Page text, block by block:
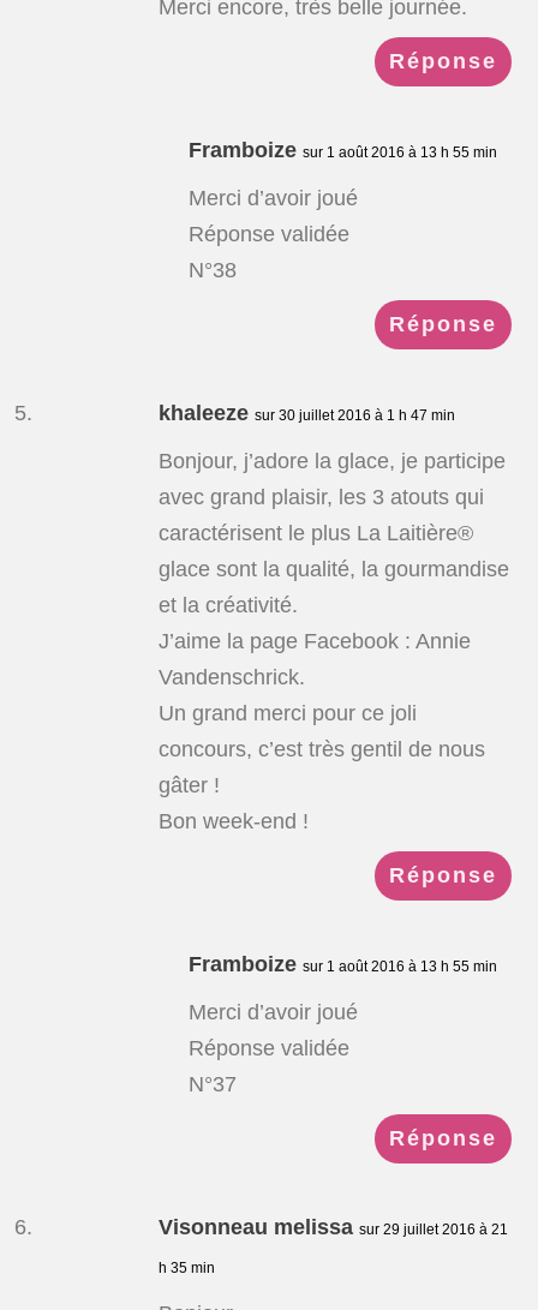
Merci encore, très belle journée.
Réponse
Framboize sur 1 août 2016 à 13 h 55 min
Merci d’avoir joué
Réponse validée
N°38
Réponse
khaleeze sur 30 juillet 2016 à 1 h 47 min
Bonjour, j’adore la glace, je participe
avec grand plaisir, les 3 atouts qui
caractérisent le plus La Laitière®
glace sont la qualité, la gourmandise
et la créativité.
J’aime la page Facebook : Annie
Vandenschrick.
Un grand merci pour ce joli
concours, c’est très gentil de nous
gâter !
Bon week-end !
Réponse
Framboize sur 1 août 2016 à 13 h 55 min
Merci d’avoir joué
Réponse validée
N°37
Réponse
Visonneau melissa sur 29 juillet 2016 à 21
h 35 min